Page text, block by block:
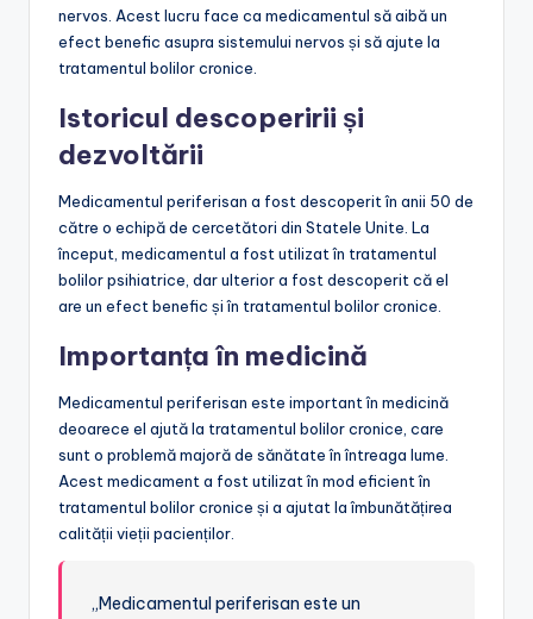
nervos. Acest lucru face ca medicamentul să aibă un
efect benefic asupra sistemului nervos și să ajute la
tratamentul bolilor cronice.
Istoricul descoperirii și
dezvoltării
Medicamentul periferisan a fost descoperit în anii 50 de
către o echipă de cercetători din Statele Unite. La
început, medicamentul a fost utilizat în tratamentul
bolilor psihiatrice, dar ulterior a fost descoperit că el
are un efect benefic și în tratamentul bolilor cronice.
Importanța în medicină
Medicamentul periferisan este important în medicină
deoarece el ajută la tratamentul bolilor cronice, care
sunt o problemă majoră de sănătate în întreaga lume.
Acest medicament a fost utilizat în mod eficient în
tratamentul bolilor cronice și a ajutat la îmbunătățirea
calității vieții pacienților.
„Medicamentul periferisan este un